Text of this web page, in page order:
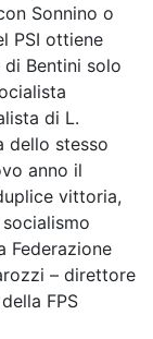
Sonnino o
PSI ottiene
Bentini solo
di L.
dello stesso
anno il
vittoria,
Federazione
– direttore
FPS